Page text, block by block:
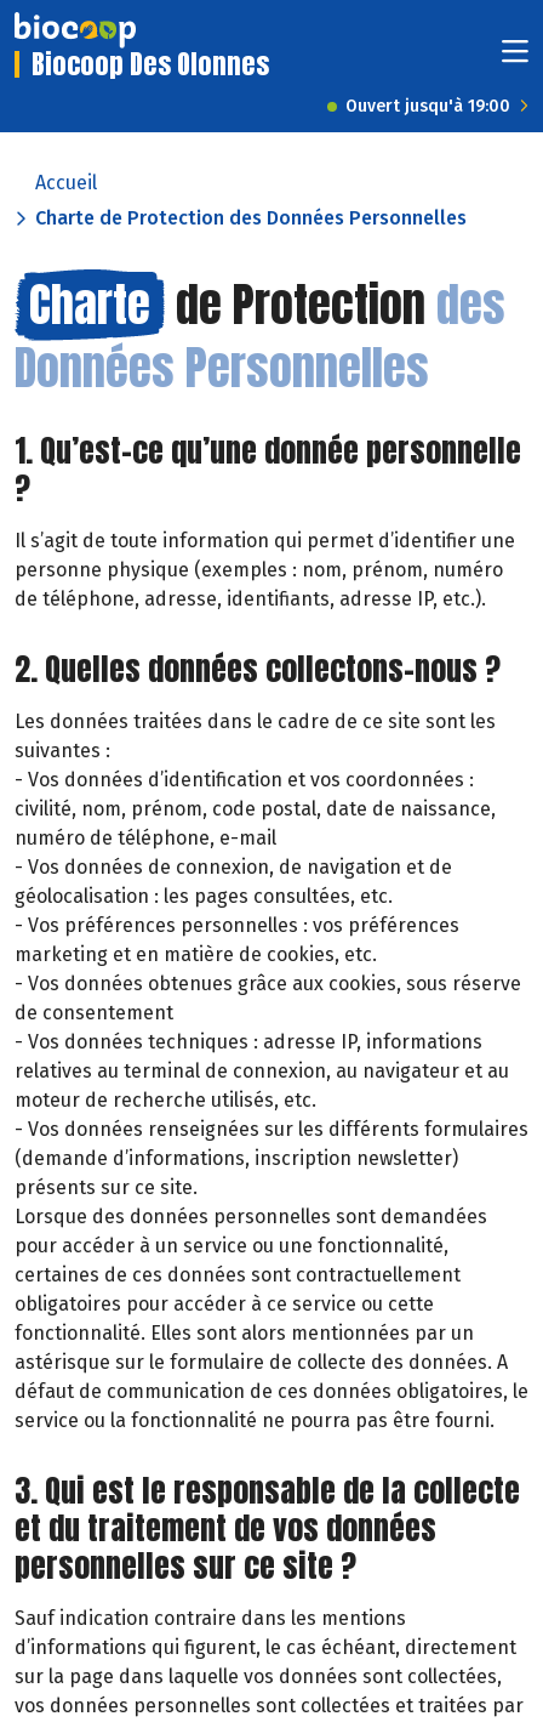
Biocoop Des Olonnes
Ouvert jusqu'à 19:00
Accueil
Charte de Protection des Données Personnelles
Charte de Protectiondes
Données Personnelles
1. Qu’est-ce qu’une donnée personnelle
?
Il s’agit de toute information qui permet d’identifier une
personne physique (exemples : nom, prénom, numéro
de téléphone, adresse, identifiants, adresse IP, etc.).
2. Quelles données collectons-nous ?
Les données traitées dans le cadre de ce site sont les
suivantes :
- Vos données d’identification et vos coordonnées :
civilité, nom, prénom, code postal, date de naissance,
numéro de téléphone, e-mail
- Vos données de connexion, de navigation et de
géolocalisation : les pages consultées, etc.
- Vos préférences personnelles : vos préférences
marketing et en matière de cookies, etc.
- Vos données obtenues grâce aux cookies, sous réserve
de consentement
- Vos données techniques : adresse IP, informations
relatives au terminal de connexion, au navigateur et au
moteur de recherche utilisés, etc.
- Vos données renseignées sur les différents formulaires
(demande d’informations, inscription newsletter)
présents sur ce site.
Lorsque des données personnelles sont demandées
pour accéder à un service ou une fonctionnalité,
certaines de ces données sont contractuellement
obligatoires pour accéder à ce service ou cette
fonctionnalité. Elles sont alors mentionnées par un
astérisque sur le formulaire de collecte des données. A
défaut de communication de ces données obligatoires, le
service ou la fonctionnalité ne pourra pas être fourni.
3. Qui est le responsable de la collecte
et du traitement de vos données
personnelles sur ce site ?
Sauf indication contraire dans les mentions
d’informations qui figurent, le cas échéant, directement
sur la page dans laquelle vos données sont collectées,
vos données personnelles sont collectées et traitées par